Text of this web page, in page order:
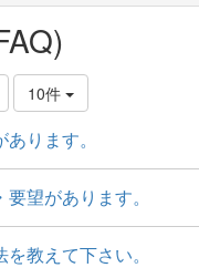
10件
ります。
望があります。
教えて下さい。